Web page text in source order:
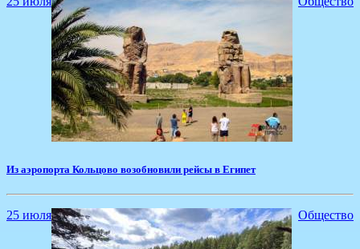
Из аэропорта Кольцово возобновили рейсы в Египет
25 июля Общество